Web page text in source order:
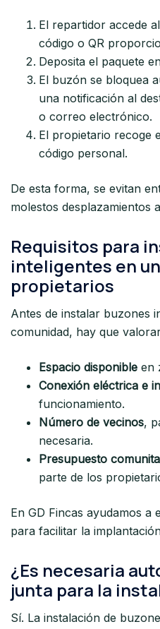
El repartidor accede
código o QR
Deposita el paquete
El buzón se bloquea
una notificación al
o correo electrónico.
El propietario recoge
código personal.
De esta forma, se evitan
molestos desplazamientos
Requisitos para
inteligentes en
propietarios
Antes de instalar buzones
comunidad, hay que
Espacio disponible en
Conexión eléctrica e
funcionamiento.
Número de vecinos,
necesaria.
Presupuesto
parte de los
En GD Fincas ayudamos a
para facilitar la
¿Es necesaria
junta para la
Sí. La instalación de